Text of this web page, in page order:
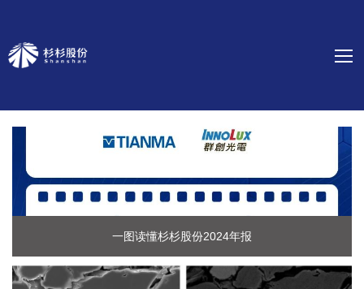
一图读懂杉杉股份2024年报